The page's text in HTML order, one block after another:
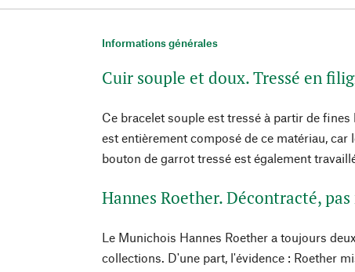
Informations générales
Cuir souple et doux. Tressé en
Ce bracelet souple est tressé à partir de
est entièrement composé de ce matériau, car
bouton de garrot tressé est également
Hannes Roether. Décontracté,
Le Munichois Hannes Roether a toujours
collections. D'une part, l'évidence : Roether